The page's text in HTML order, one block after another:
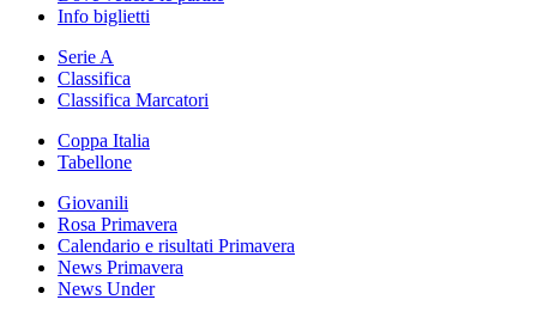
Info biglietti
Serie A
Classifica
Classifica Marcatori
Coppa Italia
Tabellone
Giovanili
Rosa Primavera
Calendario e risultati Primavera
News Primavera
News Under